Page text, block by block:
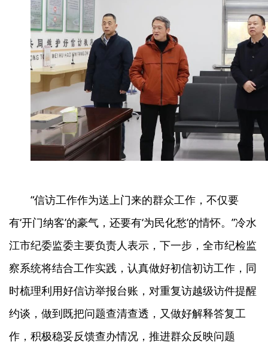
“信访工作作为送上门来的群众工作，不仅要
有‘开门纳客’的豪气，还要有‘为民化愁’的情怀。”冷水
江市纪委监委主要负责人表示，下一步，全市纪检监
察系统将结合工作实践，认真做好初信初访工作，同
时梳理利用好信访举报台账，对重复访越级访件提醒
约谈，做到既把问题查清查透，又做好解释答复工
作，积极稳妥反馈查办情况，推进群众反映问题